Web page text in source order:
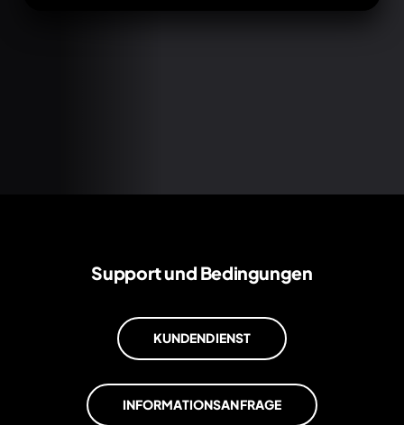
Support und Bedingungen
KUNDENDIENST
INFORMATIONSANFRAGE